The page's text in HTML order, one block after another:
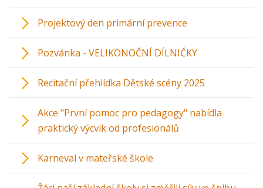
Projektový den primární prevence
Pozvánka - VELIKONOČNÍ DÍLNIČKY
Recitační přehlídka Dětské scény 2025
Akce "První pomoc pro pedagogy" nabídla
praktický výcvik od profesionálů
Karneval v mateřské škole